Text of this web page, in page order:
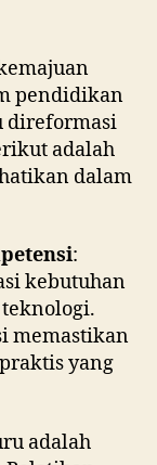
pendidikan
direformasi
adalah
dalam
:
kebutuhan
memastikan
yang
adalah